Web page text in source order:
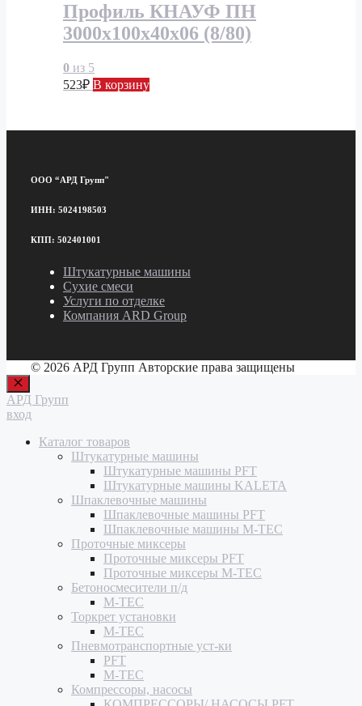
Профиль КНАУФ ПН
3000х100х40х06 (8/80)
0 из 5
523₽ В корзину
ООО “АРД Групп"
ИНН: 5024198503
КПП: 502401001
Штукатурные машины
Сухие смеси
Услуги по отделке
Компания ARD Group
© 2026 АРД Групп Авторские права защищены
Закрыть
АРД Групп
вход
Каталог товаров
Штукатурные машины
Штукатурные машины PFT
Штукатурные машины KALETA
Шпаклевочные машины
Шпаклевочные машины PFT
Шпаклевочные машины M-TEC
Проточные миксеры
Проточные миксеры PFT
Проточные миксеры M-TEC
Бетоносмесители п/д
M-TEC
Торкрет установки
M-TEC
Пневмотранспортные уст-ки
PFT
M-TEC
Компрессоры, насосы